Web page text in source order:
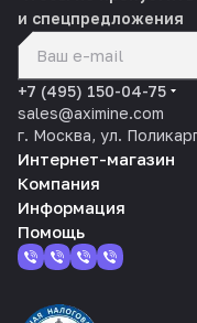
и спецпредложения
+7 (495) 150-04-75
sales@aximine.com
г. Москва, ул.
Интернет-магазин
Компания
Информация
Помощь